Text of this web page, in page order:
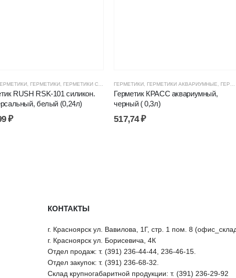
,ГЕРМЕТИКИ, КЛЕИ, ПЕНЫ,ЦЕНОВЫЕ ГРУППЫ
, ГЕРМЕТИКИ, ГЕРМЕТИКИ СИЛИКОНОВЫЕ ,ГЕРМЕТИКИ, КЛЕИ, ПЕНЫ,ЦЕНОВЫЕ
RUSH RSK-101 силикон.
белый (0,24л)
₽
ГЕРМЕТИКИ ГЕРМЕТИКИ АКВАРИУМНЫЕ ГЕРМЕТИКИ, КЛЕИ, ПЕНЫ
Герметик КРАСС аквариумный,
черный ( 0,3л)
517,74₽
КОНТАКТЫ
г. Красноярск ул. Вавилова, 1Г, стр. 1 пом. 8
г. Красноярск ул. Борисевича, 4К
Отдел продаж: т. (391) 236-44-44, 236-46-15.
Отдел закупок: т. (391) 236-68-32.
Склад крупногабаритной продукции: т. (391) 236-29-92